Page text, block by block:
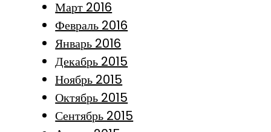
Март 2016
Февраль 2016
Январь 2016
Декабрь 2015
Ноябрь 2015
Октябрь 2015
Сентябрь 2015